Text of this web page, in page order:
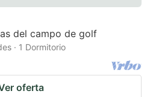
del campo de golf
· 1 Dormitorio
oferta